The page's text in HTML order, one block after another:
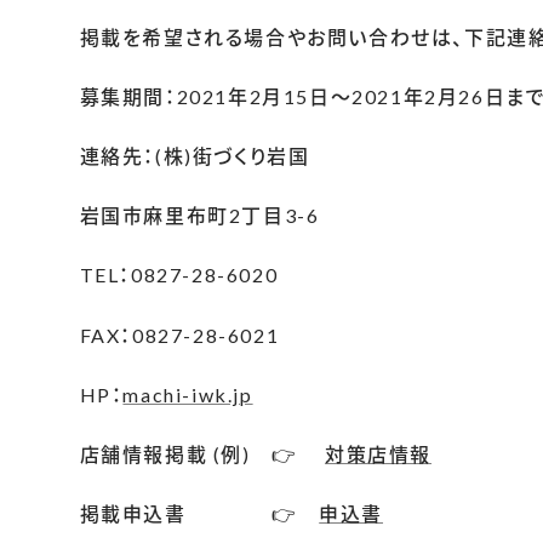
掲載を希望される場合やお問い合わせは、下記連
募集期間：2021年2月15日～2021年2月26日まで
連絡先：(株)街づくり岩国
岩国市麻里布町2丁目3-6
TEL：0827-28-6020
FAX：0827-28-6021
HP：machi-iwk.jp
店舗情報掲載 (例) 👉 対策店情報
掲載申込書 👉 申込書